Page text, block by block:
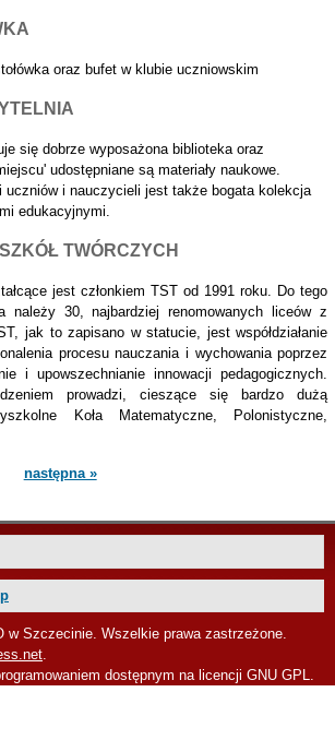
oraz bufet w klubie uczniowskim
się dobrze wyposażona biblioteka oraz
udostępniane są materiały naukowe.
uczniów i nauczycieli jest także bogata kolekcja
edukacyjnymi.
TWÓRCZYCH
jest członkiem TST od 1991 roku. Do tego
należy 30, najbardziej renomowanych liceów z
jak to zapisano w statucie, jest współdziałanie
procesu nauczania i wychowania poprzez
i upowszechnianie innowacji pedagogicznych.
prowadzi, cieszące się bardzo dużą
Koła Matematyczne, Polonistyczne,
następna »
w Szczecinie. Wszelkie prawa zastrzeżone.
dostępnym na licencji GNU GPL.